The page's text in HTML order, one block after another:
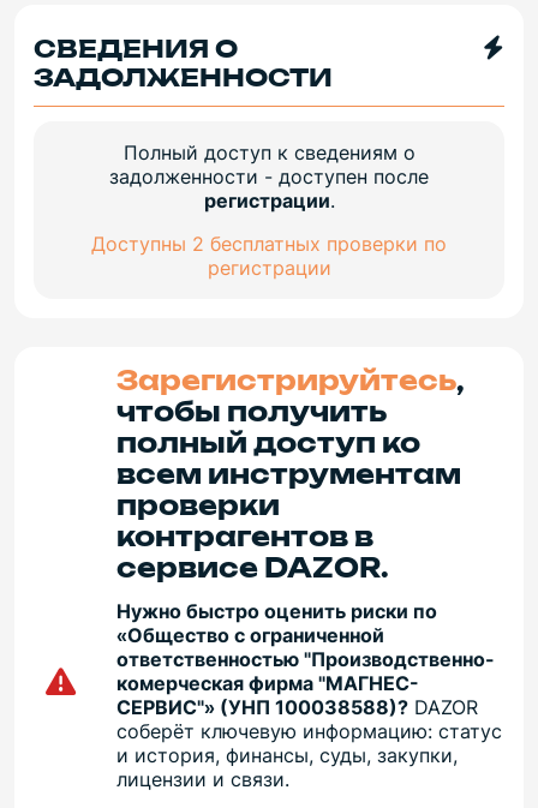
СВЕДЕНИЯ О
ЗАДОЛЖЕННОСТИ
Полный доступ к сведениям о
задолженности - доступен после
регистрации.
Доступны 2 бесплатных проверки по
регистрации
Зарегистрируйтесь,
чтобы получить
полный доступ ко
всем инструментам
проверки
контрагентов в
сервисе DAZOR.
Нужно быстро оценить риски по
«Общество с ограниченной
ответственностью "Производственно-
комерческая фирма "МАГНЕС-
СЕРВИС"» (УНП 100038588)? DAZOR
соберёт ключевую информацию: статус
и история, финансы, суды, закупки,
лицензии и связи.